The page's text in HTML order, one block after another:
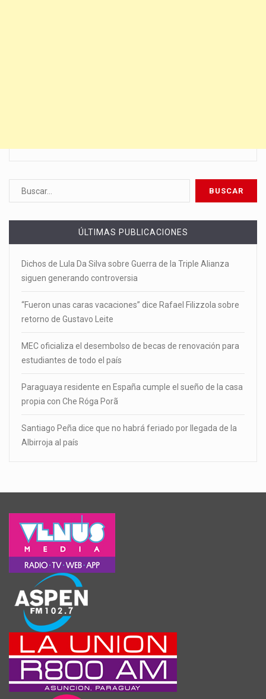
ÚLTIMAS PUBLICACIONES
Dichos de Lula Da Silva sobre Guerra de la Triple Alianza
siguen generando controversia
“Fueron unas caras vacaciones” dice Rafael Filizzola sobre
retorno de Gustavo Leite
MEC oficializa el desembolso de becas de renovación para
estudiantes de todo el país
Paraguaya residente en España cumple el sueño de la casa
propia con Che Róga Porã
Santiago Peña dice que no habrá feriado por llegada de la
Albirroja al país